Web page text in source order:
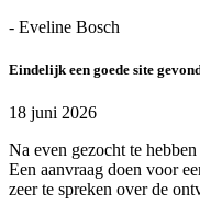
- Eveline Bosch
Eindelijk een goede site
18 juni 2026
Na even gezocht te
Een aanvraag doen voor
zeer te spreken over de